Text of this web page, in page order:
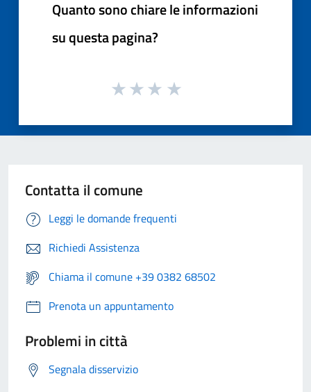
Quanto sono chiare le informazioni
su questa pagina?
Contatta il comune
Leggi le domande frequenti
Richiedi Assistenza
Chiama il comune +39 0382 68502
Prenota un appuntamento
Problemi in città
Segnala disservizio